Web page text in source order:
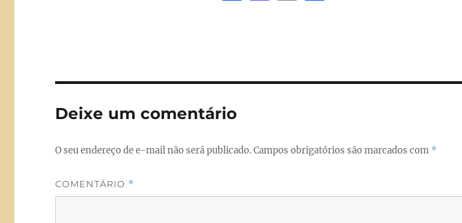
b
k
d
Deixe um comentário
O seu endereço de e-mail não será publicado.Campos obrigatórios são marcados com *
COMENTÁRIO *